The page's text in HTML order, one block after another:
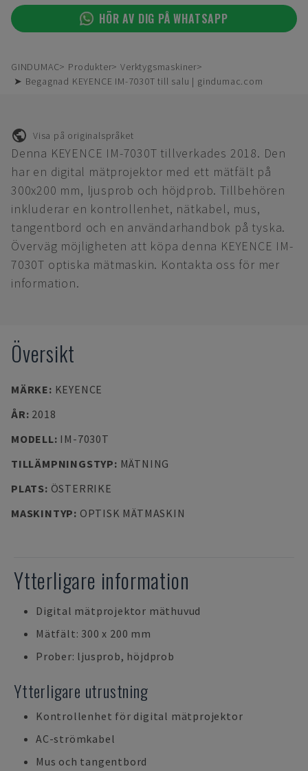
HÖR AV DIG PÅ WHATSAPP
GINDUMAC Produkter
Verktygsmaskiner
➤ Begagnad KEYENCE IM-7030T till salu | gindumac.com
Visa på originalspråket
Denna KEYENCE IM-7030T tillverkades 2018. Den
har en digital mätprojektor med ett mätfält på
300x200 mm, ljusprob och höjdprob. Tillbehören
inkluderar en kontrollenhet, nätkabel, mus,
tangentbord och en användarhandbok på tyska.
Överväg möjligheten att köpa denna KEYENCE IM-
7030T optiska mätmaskin. Kontakta oss för mer
information.
Översikt
MÄRKE: KEYENCE
ÅR: 2018
MODELL: IM-7030T
TILLÄMPNINGSTYP: MÄTNING
PLATS: ÖSTERRIKE
MASKINTYP: OPTISK MÄTMASKIN
Ytterligare information
Digital mätprojektor mäthuvud
Mätfält: 300 x 200 mm
Prober: ljusprob, höjdprob
Ytterligare utrustning
Kontrollenhet för digital mätprojektor
AC-strömkabel
Mus och tangentbord